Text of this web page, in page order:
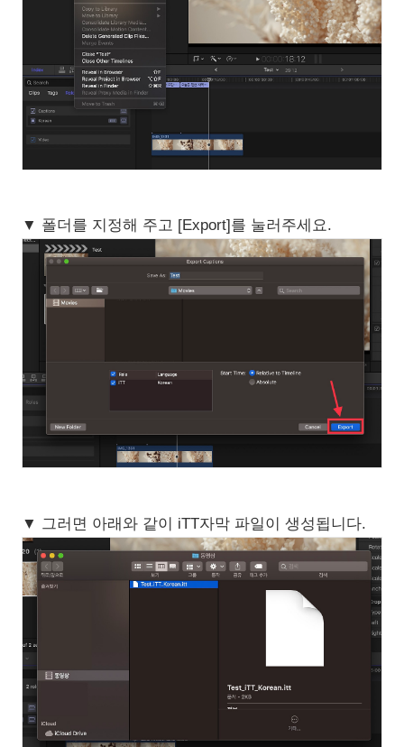
▼ 폴더를 지정해 주고 [Export]를 눌러주세요.
▼ 그러면 아래와 같이 iTT자막 파일이 생성됩니다.